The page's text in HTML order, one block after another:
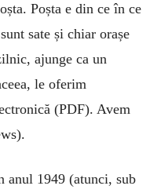
Poșta e din ce în ce
sate și chiar orașe
ajunge ca un
le oferim
(PDF). Avem
anul 1949 (atunci, sub